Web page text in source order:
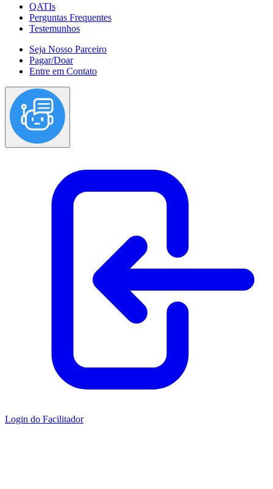
QATIs
Perguntas Frequentes
Testemunhos
Seja Nosso Parceiro
Pagar/Doar
Entre em Contato
Login do Facilitador